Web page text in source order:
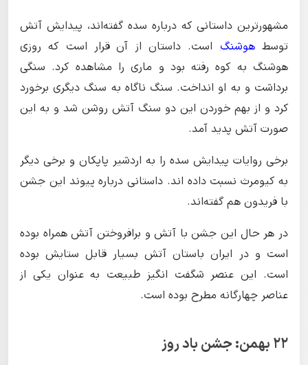
مشهورترین داستانی که درباره سده گفته‌اند، پیدایش آتش
توسطهوشنگاست. داستان از آن قرار است که روزی
هوشنگ به کوه رفته بود و ماری را مشاهده کرد. سنگی
برداشت و به او انداخت. سنگ ناگاه به سنگ دیگری برخورد
کرد و از بهم خوردن این دو سنگ آتش روشن شد و به این
صورت آتش پدید آمد.
برخی روایات پیدایش سده را به اردشیر پاپکان و برخی دیگر
به کیومرث نسبت داده اند. داستانی درباره پیوند این جشن
با فریدون هم گفته‌اند.
در هر حال این جشن با آتش و برافروختن آتش همراه بوده
است و در ایران باستان آتش بسیار قابل ستایش بوده
است. این عنصر شگفت انگیز طبیعت به عنوان یکی از
عناصر چهارگانه مطرح بوده است.
۲۲ بهمن: جشن باد روز